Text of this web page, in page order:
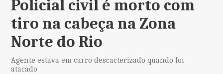
Policial civil é morto com
tiro na cabeça na Zona
Norte do Rio
Agente estava em carro descacterizado quando foi
atacado